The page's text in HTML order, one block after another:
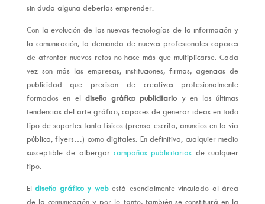
sin duda alguna deberías emprender.
Con la evolución de las nuevas tecnologías de la información y
la comunicación, la demanda de nuevos profesionales capaces
de afrontar nuevos retos no hace más que multiplicarse. Cada
vez son más las empresas, instituciones, firmas, agencias de
publicidad que precisan de creativos profesionalmente
formados en eldiseño gráfico publicitario y en las últimas
tendencias del arte gráfico, capaces de generar ideas en todo
tipo de soportes tanto físicos (prensa escrita, anuncios en la vía
pública, flyers…) como digitales. En definitiva, cualquier medio
susceptible de albergar campañas publicitarias de cualquier
tipo.
Eldiseño gráfico y web está esencialmente vinculado al área
de la comunicación y por lo tanto, también se constituirá en la